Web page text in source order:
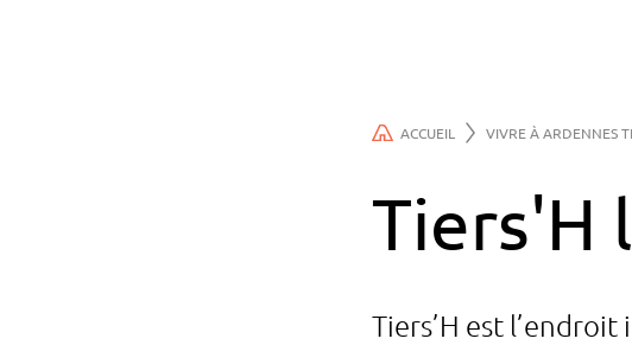
Tiers'H
Tiers’H est
ACCUEIL VIVRE À ARDENNES